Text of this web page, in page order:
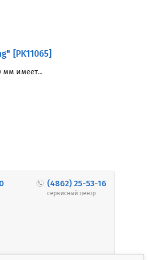
[PK11065]
имеет...
(4862) 25-53-16
сервисный центр